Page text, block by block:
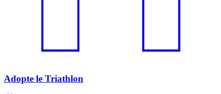
Adopte le Triathlon